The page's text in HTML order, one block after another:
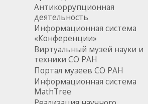
Антикоррупционная
деятельность
Информационная система
«Конференции»
Виртуальный музей науки и
техники СО РАН
Портал музеев СО РАН
Информационная система
MathTree